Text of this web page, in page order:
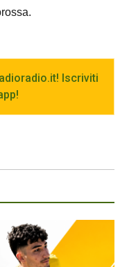
Iscriviti